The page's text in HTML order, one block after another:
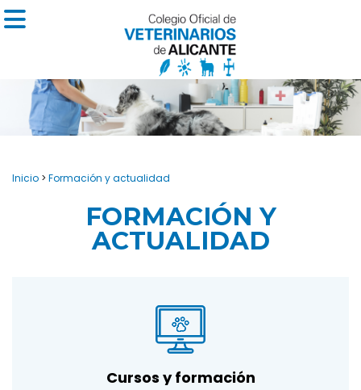
Inicio > Formación y actualidad
FORMACIÓN Y
ACTUALIDAD
Cursos y formación